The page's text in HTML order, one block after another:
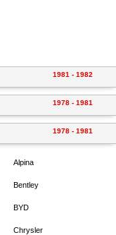
1981 - 1982
1978 - 1981
1978 - 1981
Alpina
Bentley
BYD
Chrysler